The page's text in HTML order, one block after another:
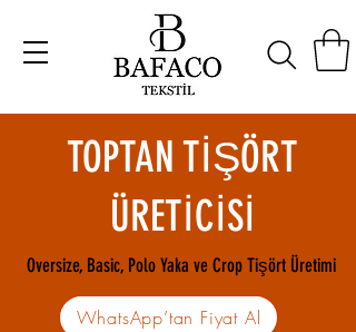
TOPTAN TİŞÖRT
ÜRETİCİSİ
Oversize, Basic, Polo Yaka ve Crop Tişört Üretimi
WhatsApp’tan Fiyat Al